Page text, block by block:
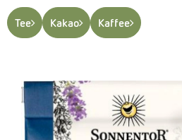
Shop: Aktionen & Neues
Obst & Gemüse
Brot & Kuchen
Tee Kakao Kaffee